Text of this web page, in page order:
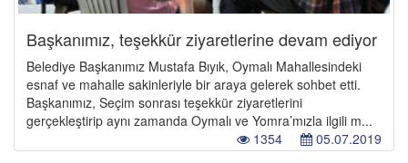
Başkanımız, teşekkür ziyaretlerine devam ediyor
Belediye Başkanımız Mustafa Bıyık, Oymalı Mahallesindeki
esnaf ve mahalle sakinleriyle bir araya gelerek sohbet etti.
Başkanımız, Seçim sonrası teşekkür ziyaretlerini
gerçekleştirip aynı zamanda Oymalı ve Yomra’mızla ilgili m...
05.07.2019
1354